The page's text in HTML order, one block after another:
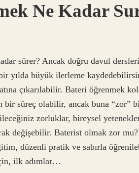
Ne Kadar
sürer? Ancak doğru davul
yılda büyük ilerleme
çıkarılabilir. Bateri öğrenmek
bir süreç olabilir, ancak buna “zor”
zorluklar, bireysel
değişebilir. Baterist olmak zor
düzenli pratik ve sabırla
ilk adımlar…